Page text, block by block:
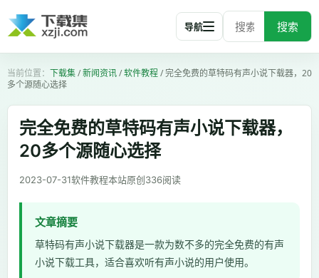
搜索
导航
下载集/新闻资讯/软件教程/完全免费的草特码有声小说下载器，20
多个源随心选择
完全免费的草特码有声小说下载器，
20多个源随心选择
2023-07-31软件教程本站原创336阅读
文章摘要
草特码有声小说下载器是一款为数不多的完全免费的有声
小说下载工具，适合喜欢听有声小说的用户使用。